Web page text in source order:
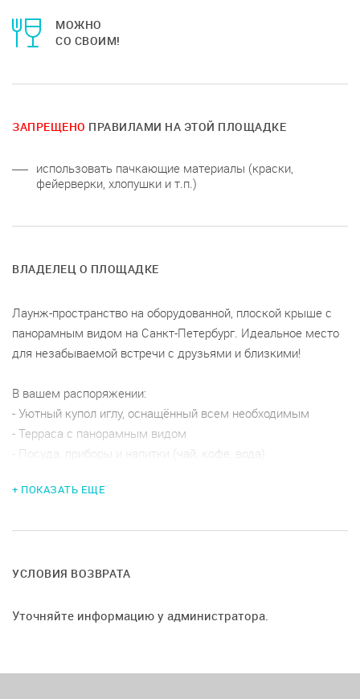
МОЖНО
СО СВОИМ!
ЗАПРЕЩЕНО ПРАВИЛАМИ НА ЭТОЙ ПЛОЩАДКЕ
использовать пачкающие материалы (краски,
фейерверки, хлопушки и т.п.)
ВЛАДЕЛЕЦ О ПЛОЩАДКЕ
Лаунж-пространство на оборудованной, плоской крыше с
панорамным видом на Санкт-Петербург. Идеальное место
для незабываемой встречи с друзьями и близкими!
В вашем распоряжении:
- Уютный купол иглу, оснащённый всем необходимым
- Терраса с панорамным видом
- Посуда, приборы и напитки (чай, кофе, вода)
- Отсутствие пробкового сбора на еду и напитки
Условия возврата :
-7 дней до даты проведения, возврат 50%
+ ПОКАЗАТЬ ЕЩЕ
УСЛОВИЯ ВОЗВРАТА
Уточняйте информацию у администратора.